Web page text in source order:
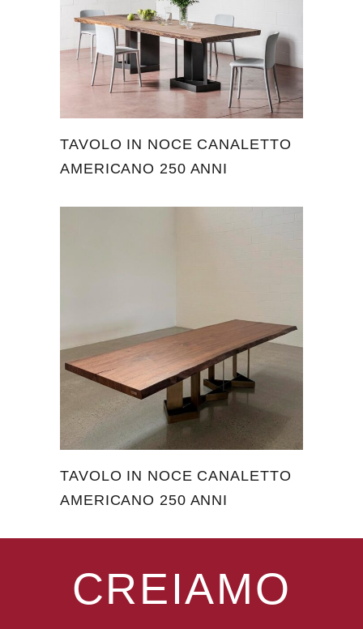
TAVOLO IN NOCE CANALETTO
AMERICANO 250 ANNI
TAVOLO IN NOCE CANALETTO
AMERICANO 250 ANNI
CREIAMO